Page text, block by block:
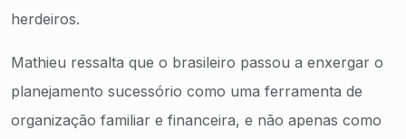
herdeiros.
Mathieu ressalta que o brasileiro passou a enxergar o
planejamento sucessório como uma ferramenta de
organização familiar e financeira, e não apenas como